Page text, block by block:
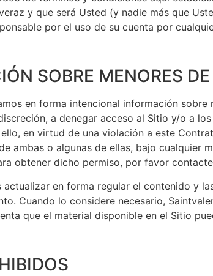
y que será Usted (y nadie más que
por el uso de su cuenta por
SOBRE MENORES
en forma intencional información
a denegar acceso al Sitio y/o a
en virtud de una violación a este
ambas o algunas de ellas, bajo cualquier
obtener dicho permiso, por favor
actualizar en forma regular el contenido y
Cuando lo considere necesario,
que el material disponible en el Sitio